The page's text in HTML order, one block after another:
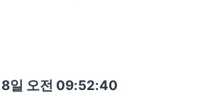
일 오전 09:52:41